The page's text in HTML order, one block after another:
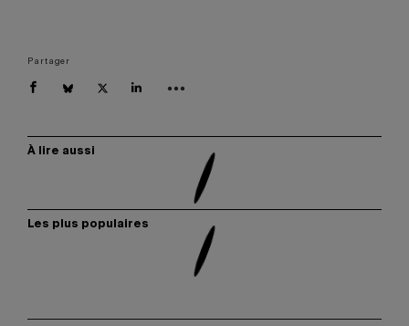
Partager
À lire aussi
Les plus populaires